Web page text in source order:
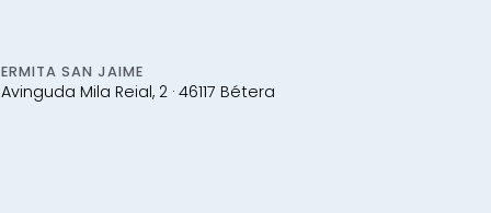
ERMITA SAN JAIME
Avinguda Mila Reial, 2 · 46117 Bétera